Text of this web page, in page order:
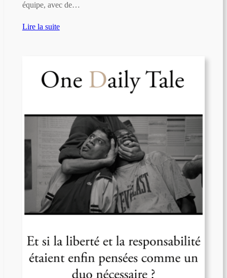
équipe, avec de…
Lire la suite